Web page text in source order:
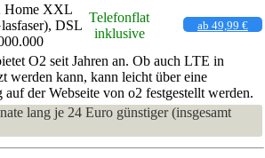
Home XXL
DSL
Telefonflat
inklusive
ab 49,99 €
O2 seit Jahren an. Ob auch LTE in
werden kann, kann leicht über eine
der Webseite von o2 festgestellt werden.
lang je 24 Euro günstiger (insgesamt